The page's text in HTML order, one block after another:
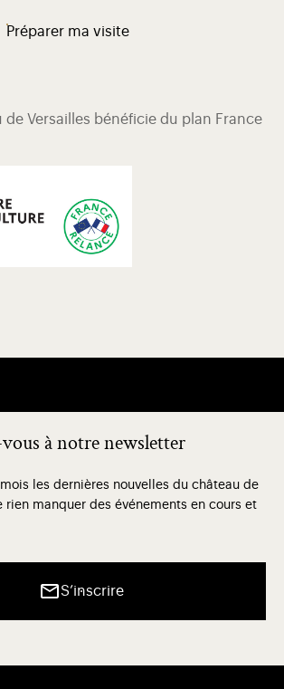
Préparer ma visite
de Versailles bénéficie du plan France
à notre newsletter
les dernières nouvelles du château de
rien manquer des événements en cours et
S’inscrire